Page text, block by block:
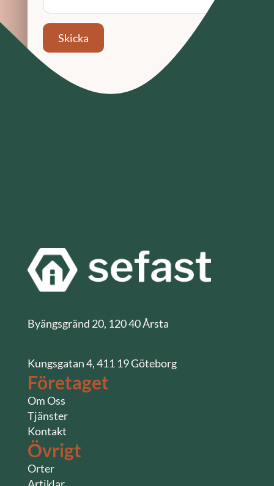
Skicka
Byängsgränd 20, 120 40 Årsta
Kungsgatan 4, 411 19 Göteborg
Företaget
Om Oss
Tjänster
Kontakt
Övrigt
Orter